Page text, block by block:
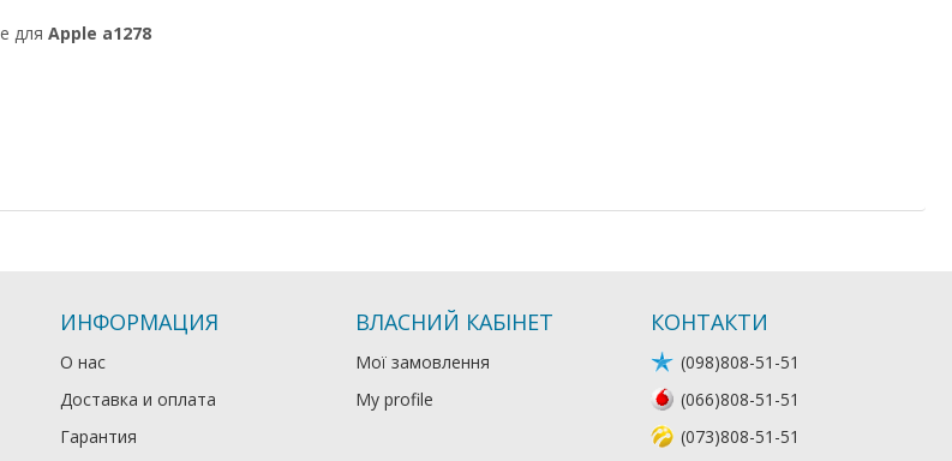
для Apple a1278
ИНФОРМАЦИЯ
О нас
Доставка и оплата
Гарантия
ВЛАСНИЙ КАБІНЕТ
Мої замовлення
My profile
КОНТАКТИ
(098)808-51-51
(066)808-51-51
(073)808-51-51